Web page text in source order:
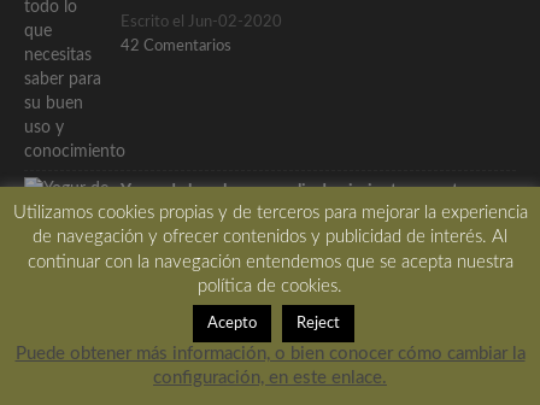
Escrito el Jun-02-2020
42 Comentarios
Yogur de bacalao con culis de pimientos, receta
absolutamente deliciosa
Escrito el Ago-24-2023
32 Comentarios
Utilizamos cookies propias y de terceros para mejorar la experiencia
de navegación y ofrecer contenidos y publicidad de interés. Al
continuar con la navegación entendemos que se acepta nuestra
política de cookies.
Acepto Reject
Puede obtener más información, o bien conocer cómo cambiar la
configuración, en este enlace.